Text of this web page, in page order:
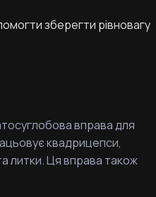
зберегти рівновагу
вправа для
квадрицепси,
литки. Ця вправа також